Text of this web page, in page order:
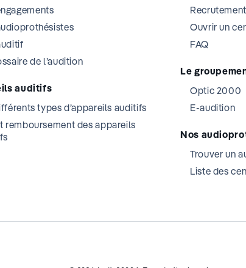
de l’audition
auditifs
types d’appareils auditifs
remboursement des appareils
Ouvrir un
FAQ
Le
Optic 2000
E-audition
Nos
Trouver un
Liste des